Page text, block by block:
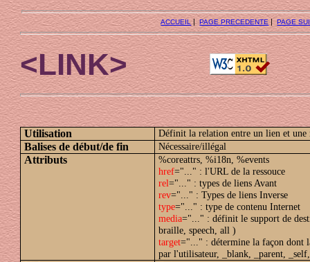
ACCUEIL|PAGE PRECEDENTE |PAGE
<LINK>
Utilisation Définit la relation entre un lien et une
Balises de début/de fin Nécessaire/illégal
Attributs
%coreattrs, %i18n, %events
href="..." : l'URL de la ressouce
rel="..." : types de liens Avant
rev="..." : Types de liens Inverse
type="..." : type de contenu Internet
media="..." : définit le support de
braille, speech, all )
target="..." : détermine la façon dont
par l'utilisateur, _blank, _parent,